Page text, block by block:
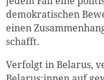
demokratischen
einen
schafft.
Verfolgt in Belarus,